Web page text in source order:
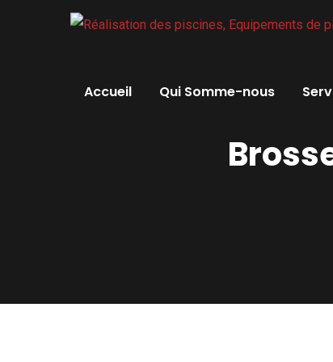
Accueil Qui Somme-nous